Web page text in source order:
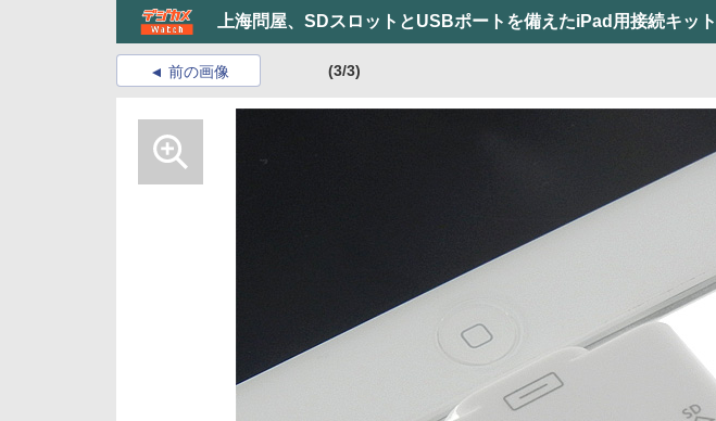
上海問屋、SDスロットとUSBポートを備えたiPad用接続キット
前の画像 (3/3)